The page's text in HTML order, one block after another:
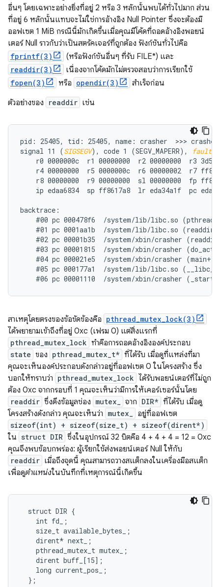
อื่นๆ โดยเฉพาะอย่างยิ่งที่อยู่ 2 หรือ 3 หลักนั้นพบได้ทั่วไปมาก ส่วน
ที่อยู่ 6 หลักนั้นแทบจะไม่ใช่การอ้างอิง Null Pointer ซึ่งจะต้องมี
ออฟเซต 1 MiB กรณีนี้มักเกิดขึ้นเมื่อคุณมีโค้ดที่ถอดอ้างอิงพอยน์
เตอร์ Null ราวกับว่าเป็นสตรัคเจอร์ที่ถูกต้อง ฟังก์ชันทั่วไปคือ
fprintf(3) (หรือฟังก์ชันอื่นๆ ที่รับ FILE*) และ
readdir(3) เนื่องจากโค้ดมักไม่ตรวจสอบว่าการเรียกใช้
fopen(3) หรือ opendir(3)
สำเร็จก่อน
ตัวอย่างของ
readdir เช่น
pid: 25405, tid: 25405, name: crasher  >>> crasher
signal 11 (SIGSEGV), code 1 (SEGV_MAPERR),
fault
r0 0000000c  r1 00000000  r2 00000000  r3
r4 00000000  r5 0000000c  r6 00000002  r7
r8 00000000  r9 00000000  sl 00000000  fp
ip edaa6834  sp ff8617a8  lr eda34a1f  pc
backtrace:
#00 pc 000478f6  /system/lib/libc.so
#01 pc 0001aa1b  /system/lib/libc.so
#02 pc 00001b35  /system/xbin/crasher
#03 pc 00001815  /system/xbin/crasher
#04 pc 000021e5  /system/xbin/crasher
#05 pc 000177a1  /system/lib/libc.so
สาเหตุโดยตรงของข้อขัดข้องคือ pthread_mutex_lock(3)
ได้พยายามเข้าถึงที่อยู่ 0xc (เฟรม 0) แต่สิ่งแรกที่
pthread_mutex_lock ทําคือการถอดอ้างอิงองค์ประกอบ
state ของ pthread_mutex_t* ที่ได้รับ เมื่อดูที่แหล่งที่มา
คุณจะเห็นองค์ประกอบดังกล่าวอยู่ที่ออฟเซต 0 ในโครงสร้าง ซึ่ง
บอกให้ทราบว่า pthread_mutex_lock ได้รับพอยน์เตอร์ที่ไม่ถูก
ต้อง 0xc จากกรอบที่ 1 คุณจะเห็นว่ามีการให้เคอร์เซอร์นั้นโดย
readdir ซึ่งดึงข้อมูลช่อง mutex_ จาก DIR* ที่ได้รับ เมื่อดู
โครงสร้างดังกล่าว คุณจะเห็นว่า mutex_ อยู่ที่ออฟเซต
sizeof(int) + sizeof(size_t) + sizeof(dirent*)
ใน struct DIR ซึ่งในอุปกรณ์ 32 บิตคือ 4 + 4 + 4 = 12 = 0xc
คุณจึงพบข้อบกพร่อง: ผู้เรียกใช้ส่งพอยน์เตอร์ Null ให้กับ
readdir เมื่อถึงจุดนี้ คุณสามารถวางสแต็กลงในเครื่องมือสแต็ก
เพื่อดูตำแหน่งในบันทึกที่เหตุการณ์นี้เกิดขึ้น
  struct DIR {
    int fd_;
    size_t available_bytes_;
    dirent* next_;
    pthread_mutex_t mutex_;
    dirent buff_[15];
    long current_pos_;
  };